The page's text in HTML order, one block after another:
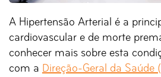
A Hipertensão Arterial é a
cardiovascular e de morte
conhecer mais sobre esta
com a Direção-Geral da Saúde